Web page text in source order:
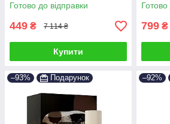
Готово до відправки
449 ₴ 7 114 ₴
Купити
Готово
799 ₴
–93% Подарунок –92%